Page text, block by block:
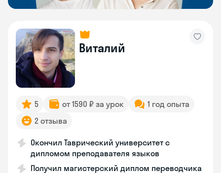
Виталий
5 от 1590 ₽ за урок
1 год опыта
2 отзыва
Окончил Таврический университет с
дипломом преподавателя языков
Получил магистерский диплом переводчика